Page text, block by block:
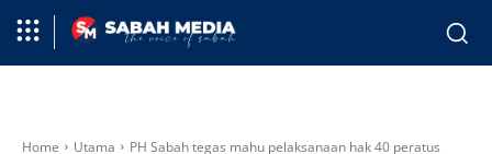
Home Utama
PH Sabah tegas mahu pelaksanaan hak 40 peratus